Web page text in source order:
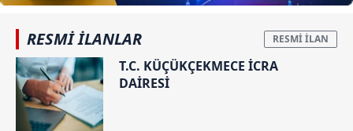
kullanılmaktadır. Diğer çerezler, sitemizin daha işlevsel
kılınması ve kişiselleştirilmesi ve sizlere yönelik
reklam/pazarlama faaliyetlerinin yapılması, amaçlarıyla
sınırlı olarak açık rızanız dahilinde kullanılacaktır.
Çerezlere ilişkin tercihlerinizi aşağıda yer alan panel
RESMİ İLANLAR
T.C. KÜÇÜKÇEKMECE İCRA
DAİRESİ